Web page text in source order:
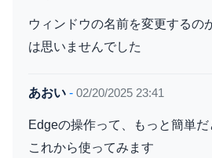
ウィンドウの名前を変更するの
は思いませんでした
あおい - 02/20/2025 23:41
Edgeの操作って、もっと簡単だ
これから使ってみます